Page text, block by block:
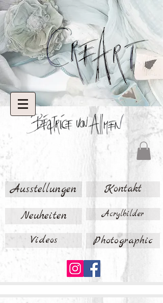
Ausstellungen Kontakt
Neuheiten Acrylbilder
Videos Photographic